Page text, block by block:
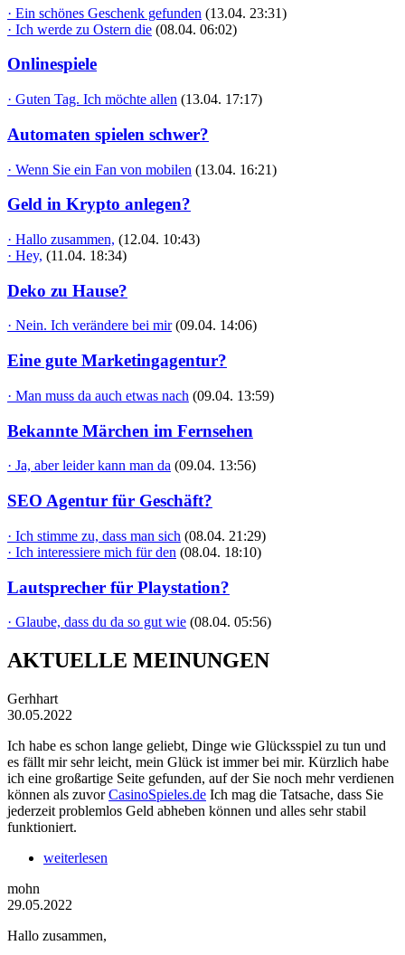
· Ein schönes Geschenk gefunden (13.04. 23:31)
· Ich werde zu Ostern die (08.04. 06:02)
Onlinespiele
· Guten Tag. Ich möchte allen (13.04. 17:17)
Automaten spielen schwer?
· Wenn Sie ein Fan von mobilen (13.04. 16:21)
Geld in Krypto anlegen?
· Hallo zusammen, (12.04. 10:43)
· Hey, (11.04. 18:34)
Deko zu Hause?
· Nein. Ich verändere bei mir (09.04. 14:06)
Eine gute Marketingagentur?
· Man muss da auch etwas nach (09.04. 13:59)
Bekannte Märchen im Fernsehen
· Ja, aber leider kann man da (09.04. 13:56)
SEO Agentur für Geschäft?
· Ich stimme zu, dass man sich (08.04. 21:29)
· Ich interessiere mich für den (08.04. 18:10)
Lautsprecher für Playstation?
· Glaube, dass du da so gut wie (08.04. 05:56)
AKTUELLE MEINUNGEN
Gerhhart
30.05.2022
Ich habe es schon lange geliebt, Dinge wie Glücksspiel zu tun und
es fällt mir sehr leicht, mein Glück ist immer bei mir. Kürzlich habe
ich eine großartige Seite gefunden, auf der Sie noch mehr verdienen
können als zuvorCasinoSpieles.de Ich mag die Tatsache, dass Sie
jederzeit problemlos Geld abheben können und alles sehr stabil
funktioniert.
weiterlesen
mohn
29.05.2022
Hallo zusammen,